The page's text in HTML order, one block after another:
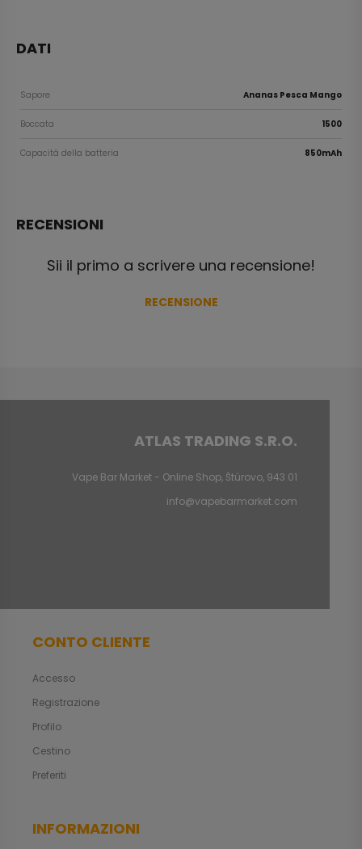
DATI
Sapore Ananas Pesca Mango
Boccata 1500
Capacità della batteria 850mAh
RECENSIONI
Sii il primo a scrivere una recensione!
RECENSIONE
ATLAS TRADING S.R.O.
Vape Bar Market - Online Shop, Štúrovo, 943 01
info@vapebarmarket.com
CONTO CLIENTE
Accesso
Registrazione
Profilo
Cestino
Preferiti
INFORMAZIONI